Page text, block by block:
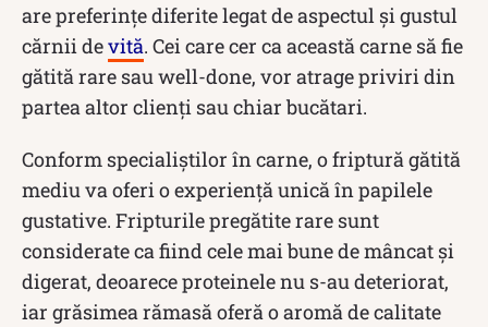
are preferințe diferite legat de aspectul și gustul
cărnii devită. Cei care cer ca această carne să fie
gătită rare sau well-done, vor atrage priviri din
partea altor clienți sau chiar bucătari.
Conform specialiștilor în carne, o friptură gătită
mediu va oferi o experiență unică în papilele
gustative. Fripturile pregătite rare sunt
considerate ca fiind cele mai bune de mâncat și
digerat, deoarece proteinele nu s-au deteriorat,
iar grăsimea rămasă oferă o aromă de calitate